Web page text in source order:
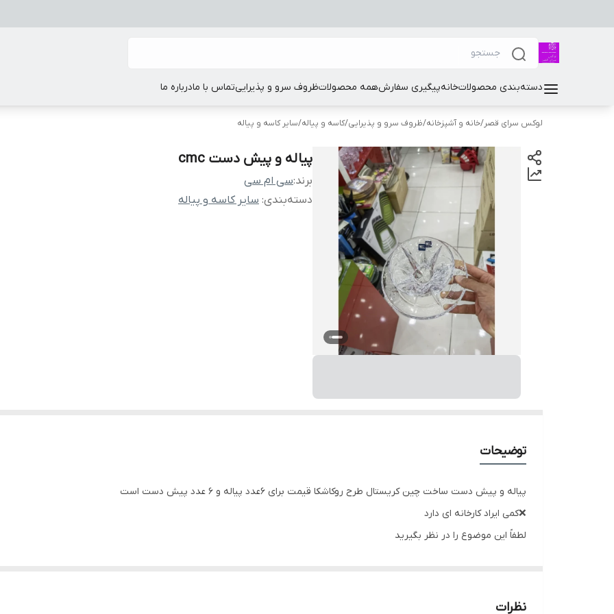
دسته‌بندی محصولاتخانهپیگیری سفارشهمه محصولاتظروف سرو و پذیراییتماس با مادرباره ما
لوکس سرای قصر/خانه و آشپزخانه/ظروف سرو و پذیرایی/کاسه و پیاله/سایر کاسه و پیاله
پیاله و پیش دست cmc
برند:سی ام سی
دسته‌بندی: سایر کاسه و پیاله
توضیحات
پیاله و پیش دست ساخت چین کریستال طرح روکاشکا قیمت برای 6عدد پیاله و 6 عدد پیش دست است
❌کمی ایراد کارخانه ای دارد
لطفاً این موضوع را در نظر بگیرید
نظرات